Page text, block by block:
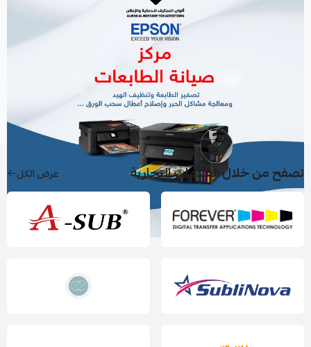
تصفح من خلال العلامات التجارية عرض الكل